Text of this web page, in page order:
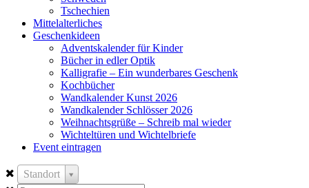
Tschechien
Mittelalterliches
Geschenkideen
Adventskalender für Kinder
Bücher in edler Optik
Kalligrafie – Ein wunderbares Geschenk
Kochbücher
Wandkalender Kunst 2026
Wandkalender Schlösser 2026
Weihnachtsgrüße – Schreib mal wieder
Wichteltüren und Wichtelbriefe
Event eintragen
Standort